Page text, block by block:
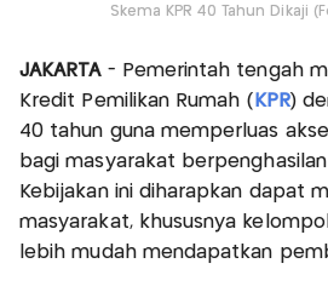
Skema KPR 40 Tahun Dikaji
JAKARTA- Pemerintah tengah
Kredit Pemilikan Rumah ( KPR)
40 tahun guna memperluas
bagi masyarakat berpenghasilan
Kebijakan ini diharapkan dapat
masyarakat, khususnya
lebih mudah mendapatkan